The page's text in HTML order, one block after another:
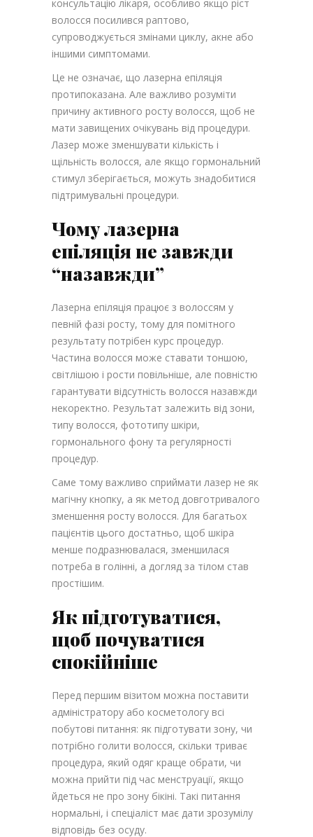
консультацію лікаря, особливо якщо ріст
волосся посилився раптово,
супроводжується змінами циклу, акне або
іншими симптомами.
Це не означає, що лазерна епіляція
протипоказана. Але важливо розуміти
причину активного росту волосся, щоб не
мати завищених очікувань від процедури.
Лазер може зменшувати кількість і
щільність волосся, але якщо гормональний
стимул зберігається, можуть знадобитися
підтримувальні процедури.
Чому лазерна
епіляція не завжди
“назавжди”
Лазерна епіляція працює з волоссям у
певній фазі росту, тому для помітного
результату потрібен курс процедур.
Частина волосся може ставати тоншою,
світлішою і рости повільніше, але повністю
гарантувати відсутність волосся назавжди
некоректно. Результат залежить від зони,
типу волосся, фототипу шкіри,
гормонального фону та регулярності
процедур.
Саме тому важливо сприймати лазер не як
магічну кнопку, а як метод довготривалого
зменшення росту волосся. Для багатьох
пацієнтів цього достатньо, щоб шкіра
менше подразнювалася, зменшилася
потреба в голінні, а догляд за тілом став
простішим.
Як підготуватися,
щоб почуватися
спокійніше
Перед першим візитом можна поставити
адміністратору або косметологу всі
побутові питання: як підготувати зону, чи
потрібно голити волосся, скільки триває
процедура, який одяг краще обрати, чи
можна прийти під час менструації, якщо
йдеться не про зону бікіні. Такі питання
нормальні, і спеціаліст має дати зрозумілу
відповідь без осуду.